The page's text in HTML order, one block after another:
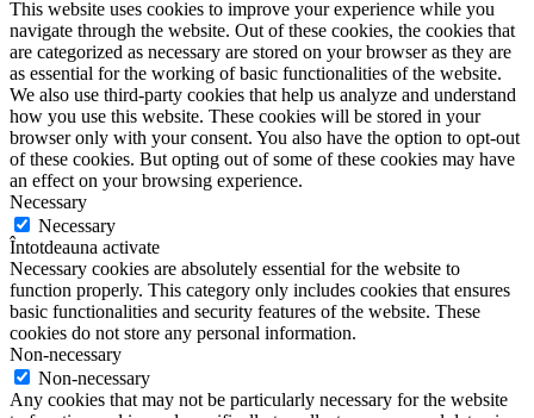
This website uses cookies to improve your experience while you
navigate through the website. Out of these cookies, the cookies that
are categorized as necessary are stored on your browser as they are
as essential for the working of basic functionalities of the website.
We also use third-party cookies that help us analyze and understand
how you use this website. These cookies will be stored in your
browser only with your consent. You also have the option to opt-out
of these cookies. But opting out of some of these cookies may have
an effect on your browsing experience.
Necessary
Necessary
Întotdeauna activate
Necessary cookies are absolutely essential for the website to
function properly. This category only includes cookies that ensures
basic functionalities and security features of the website. These
cookies do not store any personal information.
Non-necessary
Non-necessary
Any cookies that may not be particularly necessary for the website